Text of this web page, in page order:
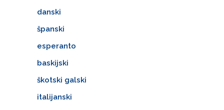
danski
španski
esperanto
baskijski
škotski galski
italijanski